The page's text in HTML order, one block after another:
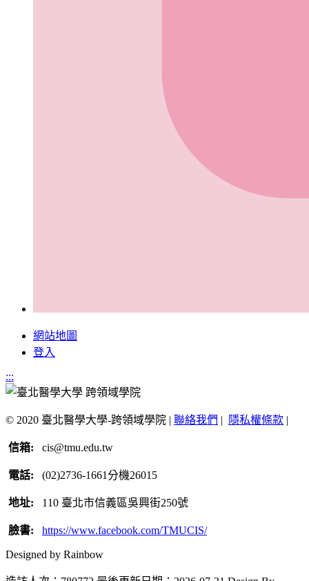
網站地圖
登入
:::
© 2020 臺北醫學大學-跨領域學院 | 聯絡我們 | 隱私權條款 |
信箱: cis@tmu.edu.tw
電話: (02)2736-1661分機26015
地址: 110 臺北市信義區吳興街250號
臉書: https://www.facebook.com/TMUCIS/
Designed by Rainbow